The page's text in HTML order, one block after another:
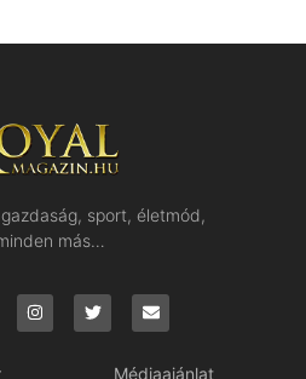
sport, életmód,
más…
Médiaajánlat